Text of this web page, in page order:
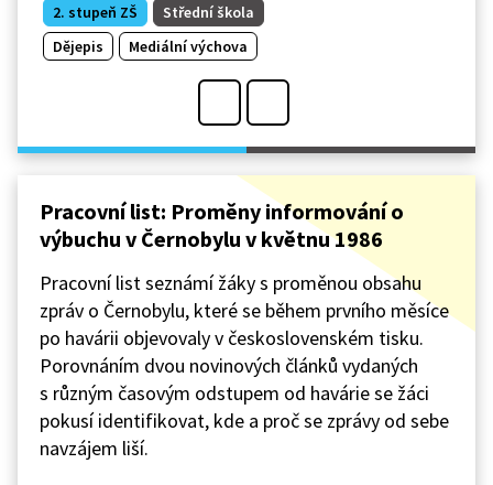
2. stupeň ZŠ
Střední škola
Dějepis
Mediální výchova
Pracovní list: Proměny informování o
výbuchu v Černobylu v květnu 1986
Pracovní list seznámí žáky s proměnou obsahu
zpráv o Černobylu, které se během prvního měsíce
po havárii objevovaly v československém tisku.
Porovnáním dvou novinových článků vydaných
s různým časovým odstupem od havárie se žáci
pokusí identifikovat, kde a proč se zprávy od sebe
navzájem liší.